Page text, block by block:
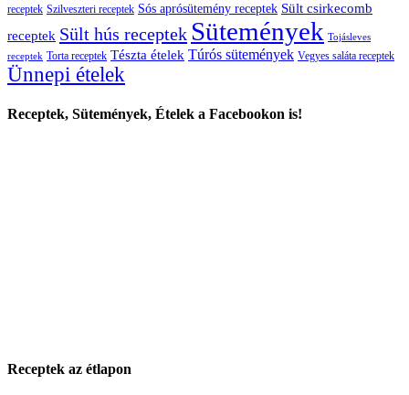
receptek Szilveszteri receptek Sós aprósütemény receptek Sült csirkecomb
receptek Sült hús receptek Sütemények Tojásleves
receptek Torta receptek Tészta ételek Túrós sütemények Vegyes saláta receptek
Ünnepi ételek
Receptek, Sütemények, Ételek a Facebookon is!
Receptek az étlapon